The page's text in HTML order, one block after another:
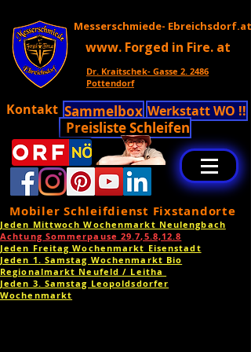
Messerschmiede- Ebreichsdorf.at
www. Forged in Fire. at
Dr. Kraitschek- Gasse 2. 2486
Pottendorf
Kontakt Sammelbox Werkstatt WO !!
Preisliste Schleifen
Mobiler Schleifdienst Fixstandorte
Jeden Mittwoch Wochenmarkt Neulengbach
Achtung Sommerpause 29.7,5.8,12.8
Jeden Freitag Wochenmarkt Eisenstadt
Jeden 1. Samstag Wochenmarkt Bio
Regionalmarkt Neufeld / Leitha
Jeden 3. Samstag Leopoldsdorfer
Wochenmarkt